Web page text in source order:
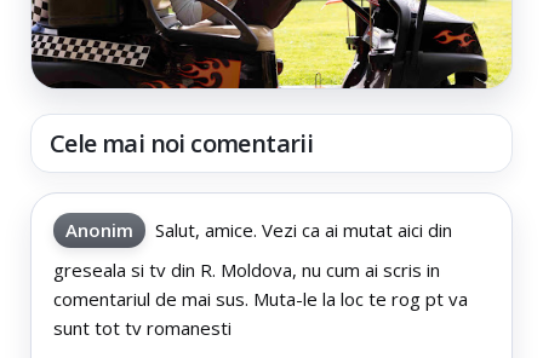
Cele mai noi comentarii
Anonim
Salut, amice. Vezi ca ai mutat aici din
greseala si tv din R. Moldova, nu cum ai scris in
comentariul de mai sus. Muta-le la loc te rog pt va
sunt tot tv romanesti